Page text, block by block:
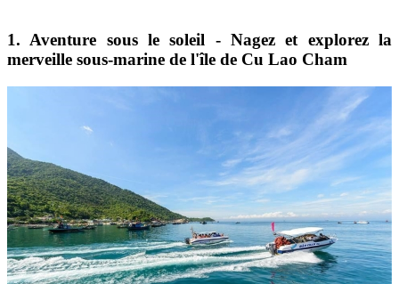
1. Aventure sous le soleil - Nagez et explorez la
merveille sous-marine de l'île de Cu Lao Cham